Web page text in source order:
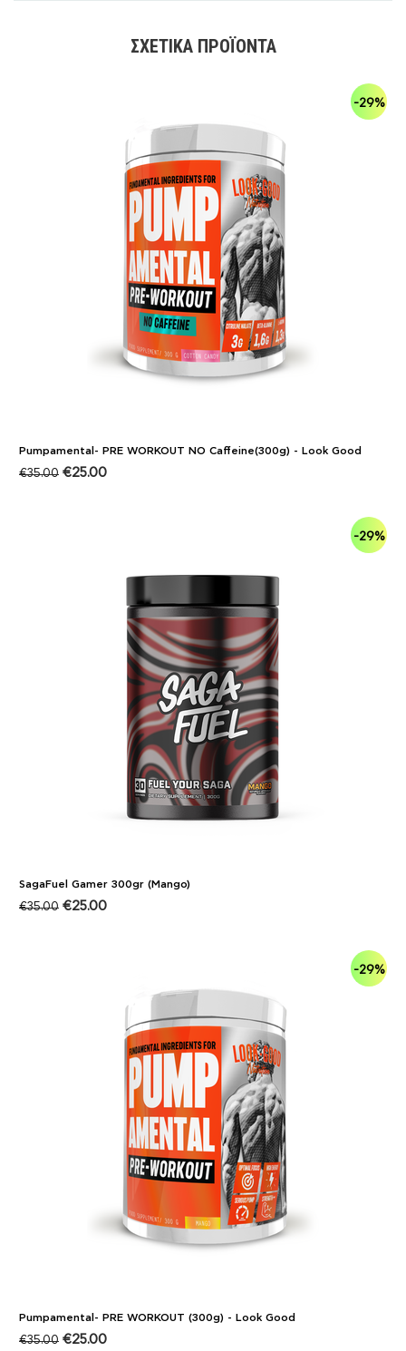
ΣΧΕΤΙΚΆ ΠΡΟΪΌΝΤΑ
-29%
Pumpamental- PRE WORKOUT NO Caffeine(300g) - Look Good
€35.00 €25.00
-29%
SagaFuel Gamer 300gr (Mango)
€35.00 €25.00
-29%
Pumpamental- PRE WORKOUT (300g) - Look Good
€35.00 €25.00